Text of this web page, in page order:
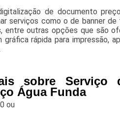
de documento
serviços como o de banner de
entre outras opções que são
gráfica rápida para impressão,
sobre Serviço
Água Funda
ou